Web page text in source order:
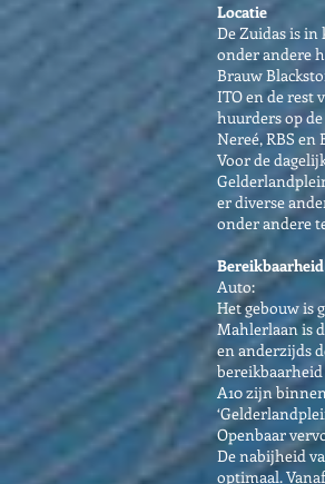
Locatie
De Zuidas is
onder andere
Brauw
ITO en de rest
huurders op
Nereé, RBS en
Voor de
er diverse
onder andere
Bereikbaarheid
Auto:
Het gebouw is
Mahlerlaan is
en anderzijds
A10 zijn
Openbaar
De nabijheid
optimaal.